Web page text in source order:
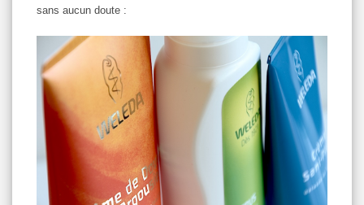
sans aucun doute :